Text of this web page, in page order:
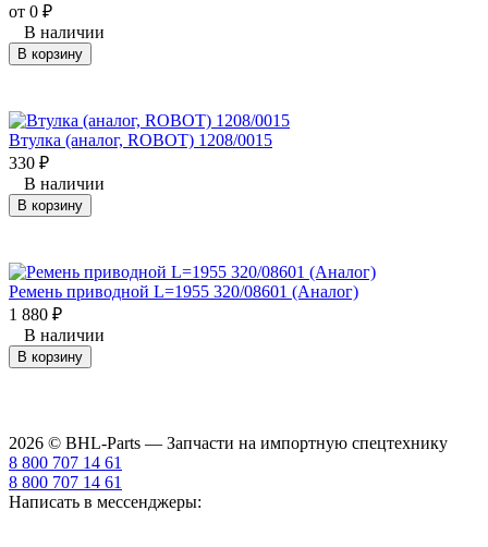
от 0 ₽
В наличии
В корзину
Втулка (аналог, ROBOT) 1208/0015
330 ₽
В наличии
В корзину
Ремень приводной L=1955 320/08601 (Аналог)
1 880 ₽
В наличии
В корзину
2026 © BHL-Parts — Запчасти на импортную спецтехнику
8 800 707 14 61
8 800 707 14 61
Написать в мессенджеры: